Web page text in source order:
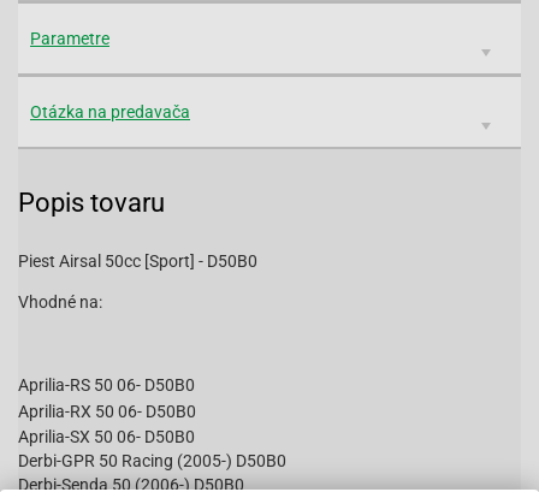
Parametre
Otázka na predavača
Popis tovaru
Piest Airsal 50cc [Sport] - D50B0
Vhodné na:
Aprilia-RS 50 06- D50B0
Aprilia-RX 50 06- D50B0
Aprilia-SX 50 06- D50B0
Derbi-GPR 50 Racing (2005-) D50B0
Derbi-Senda 50 (2006-) D50B0